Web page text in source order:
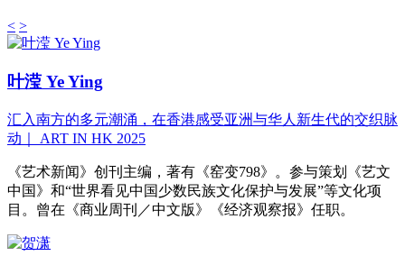
< >
叶滢 Ye Ying
汇入南方的多元潮涌，在香港感受亚洲与华人新生代的交织脉
动｜ ART IN HK 2025
《艺术新闻》创刊主编，著有《窑变798》。参与策划《艺文
中国》和“世界看见中国少数民族文化保护与发展”等文化项
目。曾在《商业周刊／中文版》《经济观察报》任职。